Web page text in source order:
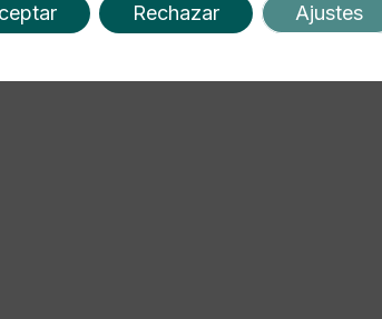
Rechazar Ajustes